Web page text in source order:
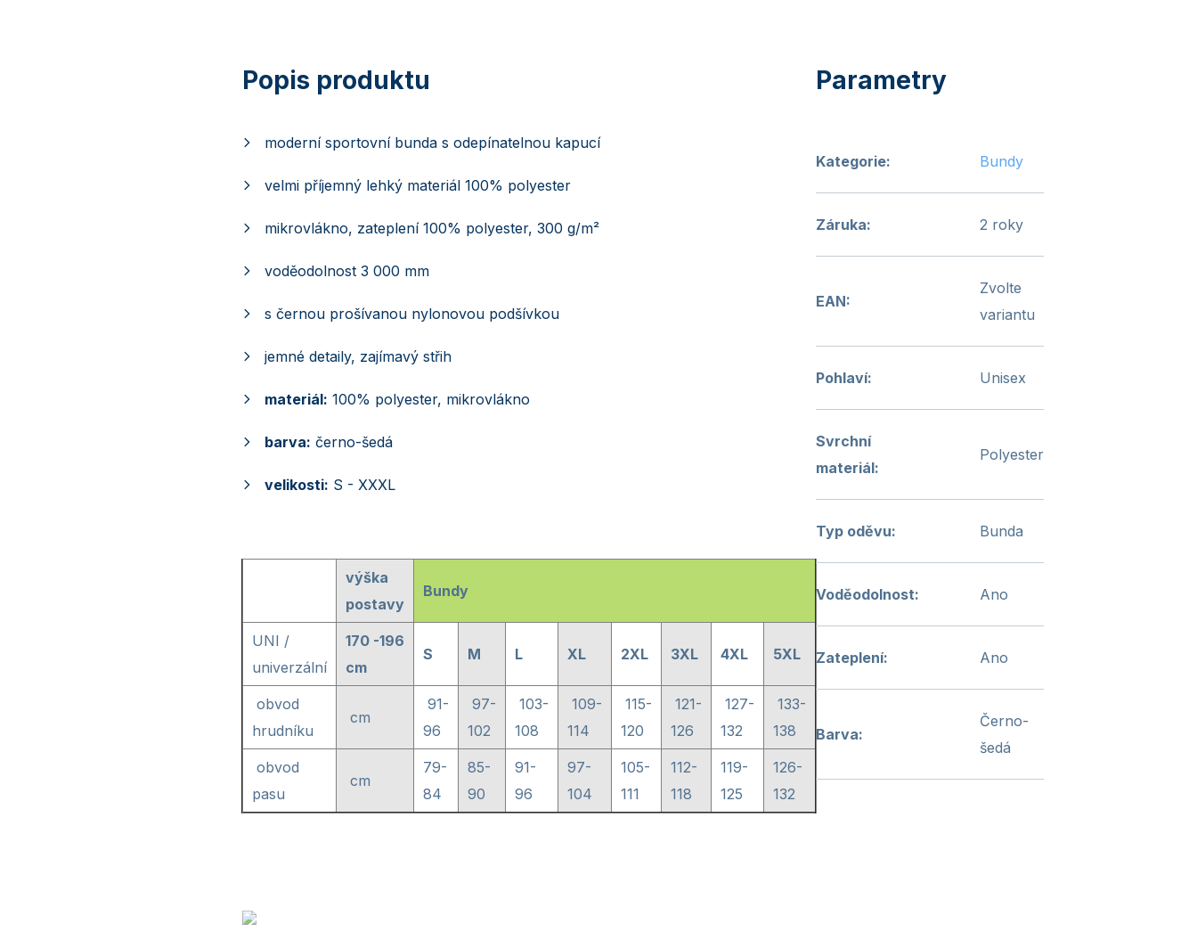
moderní sportovní bunda s odepínatelnou kapucí
velmi příjemný lehký materiál 100% polyester
mikrovlákno, zateplení 100% polyester, 300 g/m²
voděodolnost 3 000 mm
s černou prošívanou nylonovou podšívkou
jemné detaily, zajímavý střih
materiál: 100% polyester, mikrovlákno
barva: černo-šedá
velikosti: S - XXXL
výška
postavy
Bundy
UNI /
univerzální
170 -196
cm
S M L XL 2XL 3XL 4XL 5XL
obvod
hrudníku
cm
91-
96
97-
102
103-
108
109-
114
115-
120
121-
126
127-
132
133-
138
obvod
pasu
cm
79-
84
85-
90
91-
96
97-
104
105-
111
112-
118
119-
125
126-
132
Kategorie: Bundy
Záruka: 2 roky
EAN:
Zvolte
variantu
Pohlaví: Unisex
Svrchní
materiál:
Polyester
Typ oděvu: Bunda
Voděodolnost: Ano
Zateplení: Ano
Barva:
Černo-
šedá